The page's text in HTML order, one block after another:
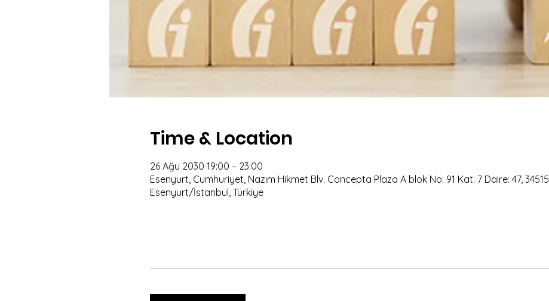
Time & Location
26 Ağu 2030 19:00 – 23:00
Esenyurt, Cumhuriyet, Nazım Hikmet Blv. Concepta Plaza A blok No: 91 Kat: 7 Daire: 47, 34515
Esenyurt/İstanbul, Türkiye